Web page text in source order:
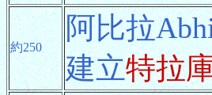
約250
阿比拉
建立特拉